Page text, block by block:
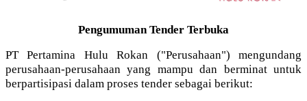
Pengumuman Tender Terbuka
PT Pertamina Hulu Rokan ("Perusahaan") mengundang
perusahaan-perusahaan yang mampu dan berminat untuk
berpartisipasi dalam proses tender sebagai berikut: